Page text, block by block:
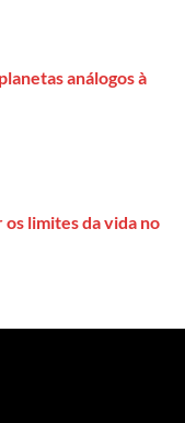
análogos à
limites da vida no